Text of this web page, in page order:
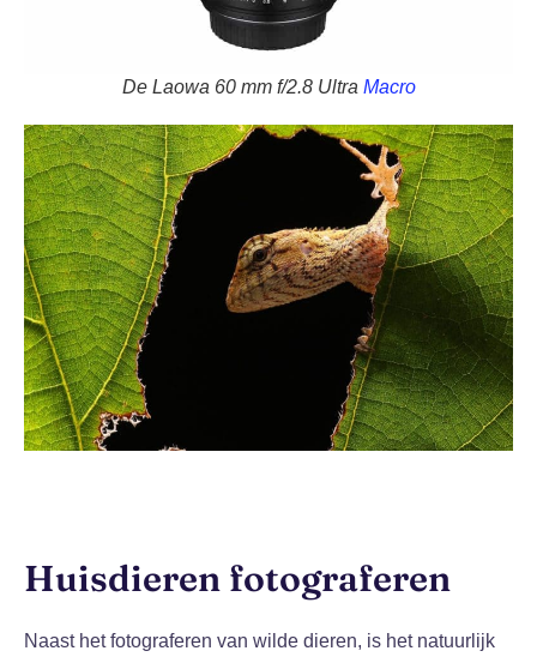
De Laowa 60 mm f/2.8 Ultra Macro
Huisdieren fotograferen
Naast het fotograferen van wilde dieren, is het natuurlijk